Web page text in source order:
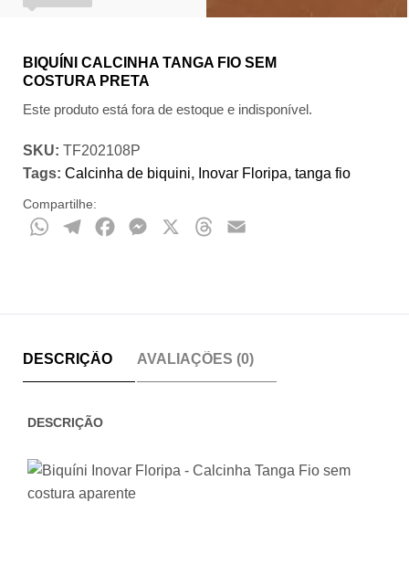
BIQUÍNI CALCINHA TANGA FIO SEM
COSTURA PRETA
Este produto está fora de estoque e indisponível.
SKU: TF202108P
Tags: Calcinha de biquini, Inovar Floripa, tanga fio
Compartilhe:
WhatsAppTelegramFacebookMessenger Threads
DESCRIÇÃO AVALIAÇÕES (0)
DESCRIÇÃO